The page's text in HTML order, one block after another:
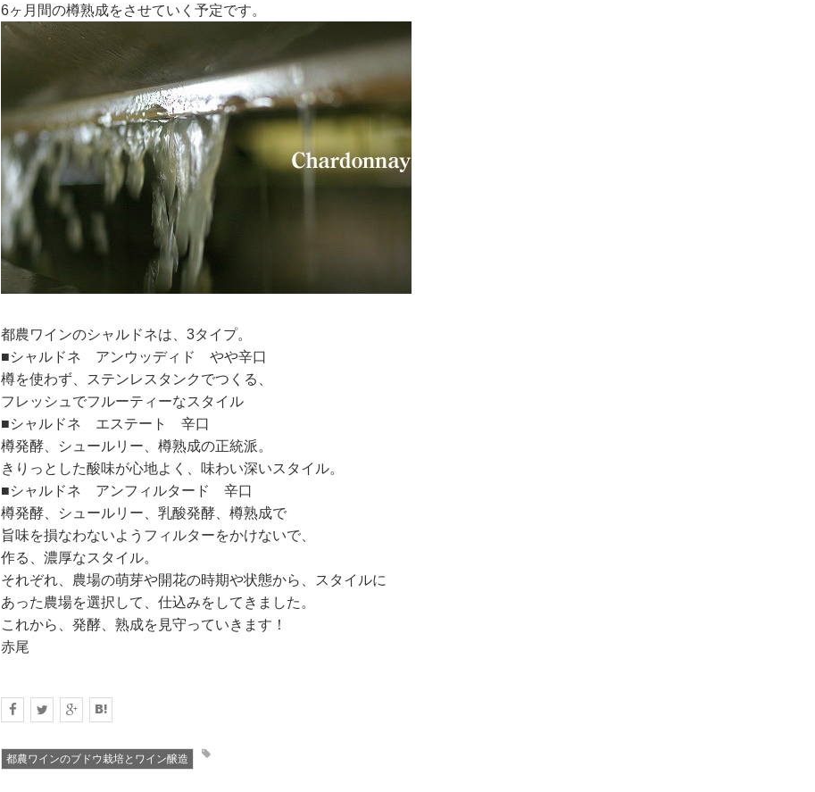
6ヶ月間の樽熟成をさせていく予定です。
都農ワインのシャルドネは、3タイプ。
■シャルドネ アンウッディド やや辛口
樽を使わず、ステンレスタンクでつくる、
フレッシュでフルーティーなスタイル
■シャルドネ エステート 辛口
樽発酵、シュールリー、樽熟成の正統派。
きりっとした酸味が心地よく、味わい深いスタイル。
■シャルドネ アンフィルタード 辛口
樽発酵、シュールリー、乳酸発酵、樽熟成で
旨味を損なわないようフィルターをかけないで、
作る、濃厚なスタイル。
それぞれ、農場の萌芽や開花の時期や状態から、スタイルに
あった農場を選択して、仕込みをしてきました。
これから、発酵、熟成を見守っていきます！
赤尾
都農ワインのブドウ栽培とワイン醸造